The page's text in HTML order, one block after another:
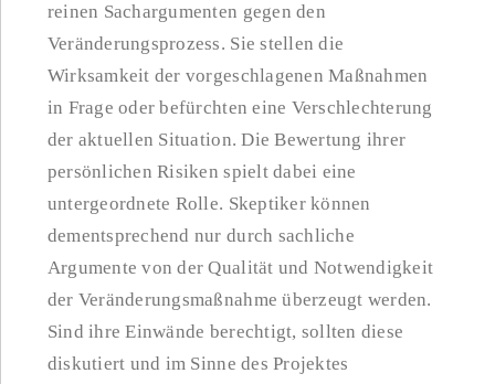
reinen Sachargumenten gegen den
Veränderungsprozess. Sie stellen die
Wirksamkeit der vorgeschlagenen Maßnahmen
in Frage oder befürchten eine Verschlechterung
der aktuellen Situation. Die Bewertung ihrer
persönlichen Risiken spielt dabei eine
untergeordnete Rolle. Skeptiker können
dementsprechend nur durch sachliche
Argumente von der Qualität und Notwendigkeit
der Veränderungsmaßnahme überzeugt werden.
Sind ihre Einwände berechtigt, sollten diese
diskutiert und im Sinne des Projektes